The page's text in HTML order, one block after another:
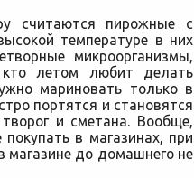
считаются пирожные с
температуре в них
микроорганизмы,
кто летом любит делать
мариновать только в
портятся и становятся
и сметана. Вообще,
в магазинах, при
магазине до домашнего не